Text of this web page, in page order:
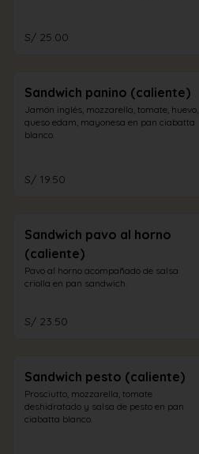
S/ 25.00
Sandwich panino (caliente)
Jamón inglés, mozzarella, tomate, huevo,
queso edam, mayonesa en pan ciabatta
blanco.
S/ 19.50
Sandwich pavo al horno
(caliente)
Pavo al horno acompañado de salsa
criolla en pan sandwich.
S/ 23.50
Sandwich pesto (caliente)
Prosciutto, mozzarella, tomate
deshidratado y salsa de pesto en pan
ciabatta blanco.